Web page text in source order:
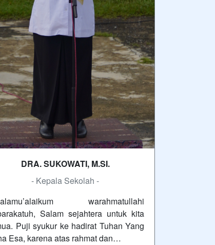
DRA. SUKOWATI, M.SI.
- Kepala Sekolah -
warahmatullahi
Salam sejahtera untuk kita
Puji syukur ke hadirat Tuhan Yang
Esa, karena atas rahmat dan…